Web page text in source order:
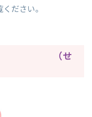
ださい。
（せ